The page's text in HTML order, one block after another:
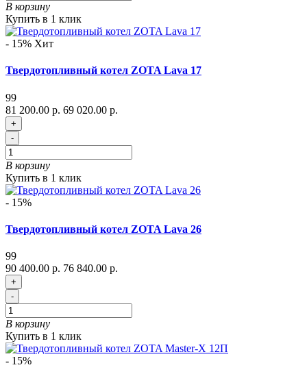
В корзину
Купить в 1 клик
- 15% Хит
Твердотопливный котел ZOTA Lava 17
99
81 200.00 р. 69 020.00 р.
+
-
В корзину
Купить в 1 клик
- 15%
Твердотопливный котел ZOTA Lava 26
99
90 400.00 р. 76 840.00 р.
+
-
В корзину
Купить в 1 клик
- 15%